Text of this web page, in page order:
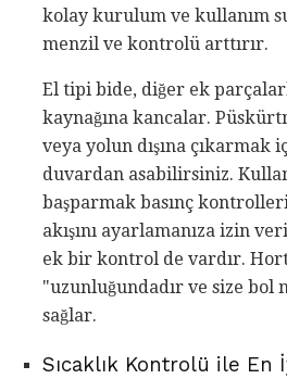
kolay kurulum ve kullanım
menzil ve kontrolü arttırır.
El tipi bide, diğer ek
kaynağına kancalar.
veya yolun dışına çıkarmak
duvardan asabilirsiniz.
başparmak basınç
akışını ayarlamanıza izin
ek bir kontrol de vardır.
"uzunluğundadır ve size bol
sağlar.
Sıcaklık Kontrolü ile En